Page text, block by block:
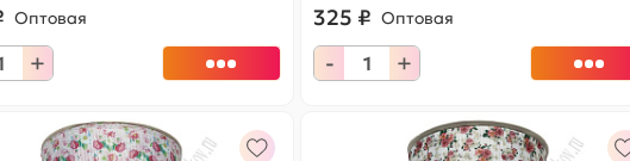
Оптовая
+
325 ₽ Оптовая
- +